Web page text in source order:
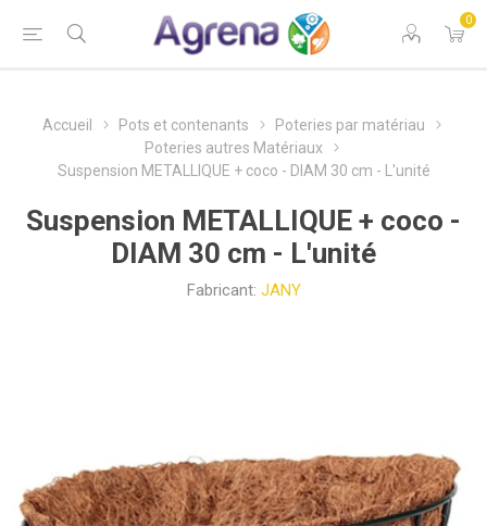
0
Accueil Pots et contenants
Poteries par matériau
Poteries autres Matériaux
Suspension METALLIQUE + coco - DIAM 30 cm - L'unité
Suspension METALLIQUE + coco -
DIAM 30 cm - L'unité
Fabricant: JANY